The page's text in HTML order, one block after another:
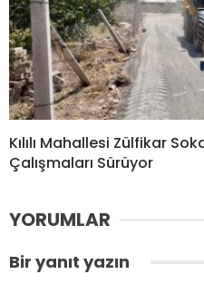
Kılılı Mahallesi Zülfikar
Çalışmaları Sürüyor
YORUMLAR
Bir yanıt yazın